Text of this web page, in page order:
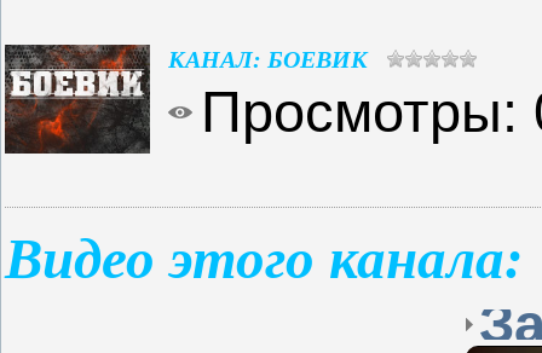
КАНАЛ: БОЕВИК
Просмотры:
Видео этого канала: